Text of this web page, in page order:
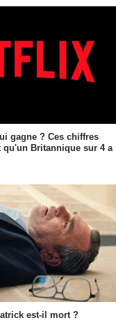
gagne ? Ces chiffres
qu'un Britannique sur 4 a
est-il mort ?